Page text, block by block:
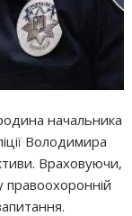
начальника
Володимира
Враховуючи,
правоохоронній